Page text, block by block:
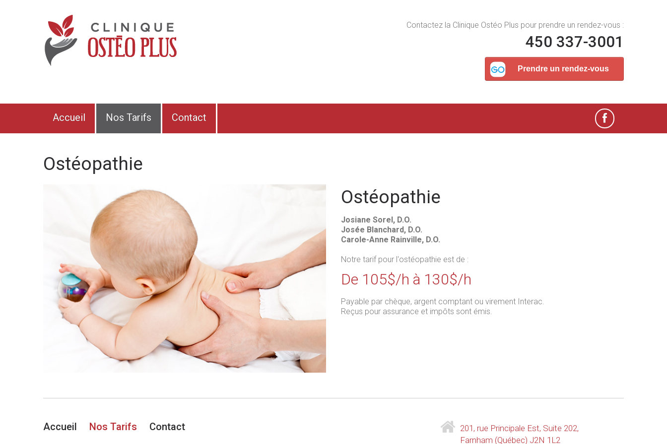
Contactez la Clinique Ostéo Plus pour prendre un rendez-vous :
450 337-3001
Accueil Nos Tarifs Contact
Ostéopathie
Ostéopathie
Josiane Sorel, D.O.
Josée Blanchard, D.O.
Carole-Anne Rainville, D.O.
Notre tarif pour l'ostéopathie est de :
De 105$/h à 130$/h
Payable par chèque, argent comptant ou virement Interac.
Reçus pour assurance et impôts sont émis.
Accueil Nos Tarifs Contact
201, rue Principale Est, Suite 202,
Farnham (Québec) J2N 1L2